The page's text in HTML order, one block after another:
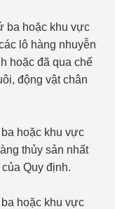
ba hoặc khu vực
lô hàng nhuyễn
hoặc đã qua chế
động vật chân
hoặc khu vực
thủy sản nhất
Quy định.
hoặc khu vực